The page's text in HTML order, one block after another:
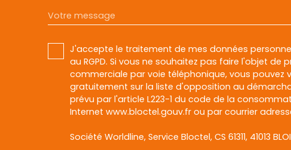
Votre message
J'accepte le traitement de mes données
au RGPD. Si vous ne souhaitez pas faire l'objet de
commerciale par voie téléphonique, vous pouvez
gratuitement sur la liste d'opposition au
prévu par l'article L223-1 du code de la
Internet www.bloctel.gouv.fr ou par courrier
Société Worldline, Service Bloctel, CS 61311, 41013